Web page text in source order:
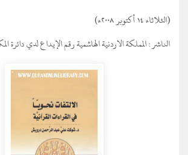
(الثلاثاء ١٤ أكتوبر ٢٠٠٨ء)
الناشر :المملكة الاردنية الهاشمية رقم الإيداع لدي دائرة